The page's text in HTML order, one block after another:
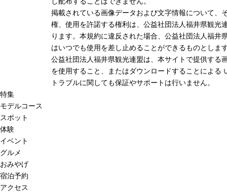
掲載されている画像データおよび文字情報について、
権、使用を許諾する権利は、公益社団法人福井県観光
ります。本規約に違反された場合、公益社団法人福井
はいつでも使用を差し止めることができるものとしま
公益社団法人福井県観光連盟は、本サイトで提供する
を使用すること、またはダウンロードすることによる
トラブルに関しても保証やサポートは行いません。
特集
モデルコース
スポット
体験
イベント
グルメ
おみやげ
宿泊予約
アクセス